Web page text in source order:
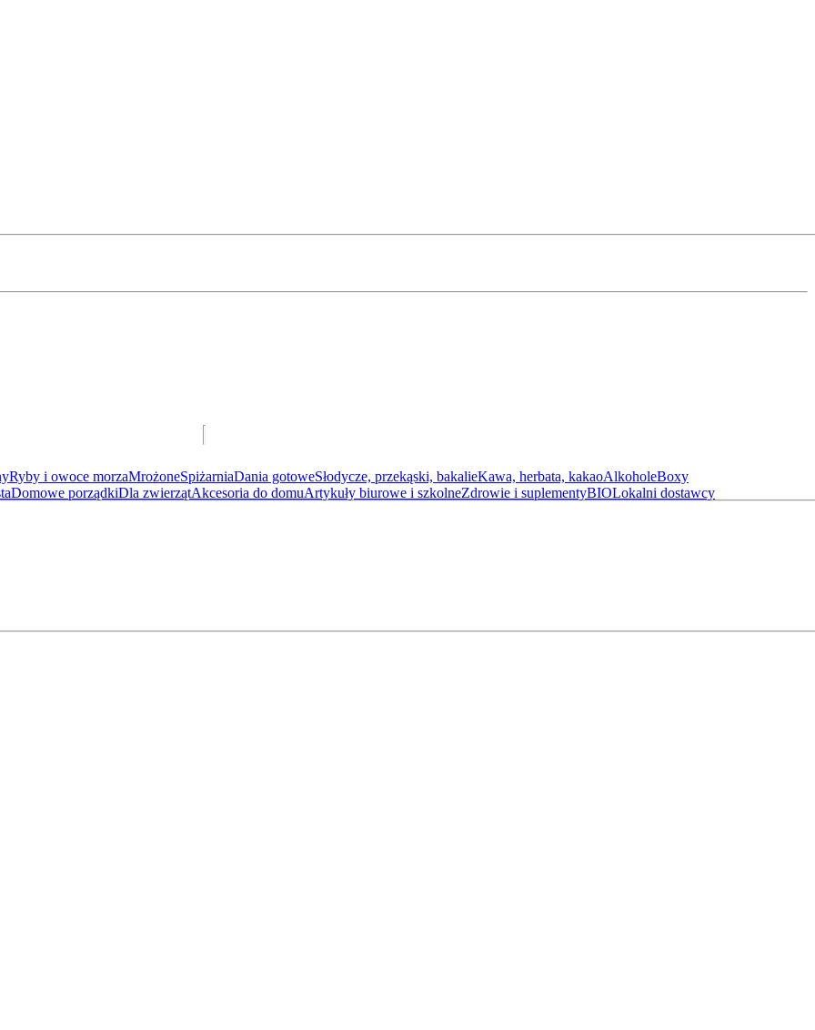
Ryby i owoce morzaMrożoneSpiżarniaDania gotoweSłodycze, przekąski, bakalieKawa, herbata, kakaoAlkoholeBoxy
Domowe porządkiDla zwierzątAkcesoria do domuArtykuły biurowe i szkolneZdrowie i suplementyBIOLokalni dostawcy